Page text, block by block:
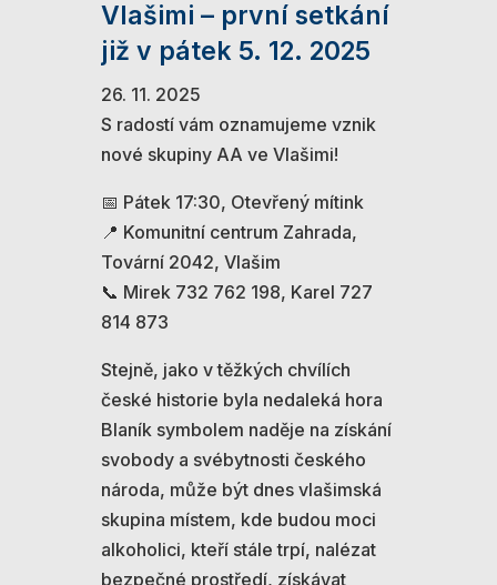
Vlašimi – první setkání
již v pátek 5. 12. 2025
26. 11. 2025
S radostí vám oznamujeme vznik
nové skupiny AA ve Vlašimi!
📅 Pátek 17:30, Otevřený mítink
📍 Komunitní centrum Zahrada,
Tovární 2042, Vlašim
📞 Mirek 732 762 198, Karel 727
814 873
Stejně, jako v těžkých chvílích
české historie byla nedaleká hora
Blaník symbolem naděje na získání
svobody a svébytnosti českého
národa, může být dnes vlašimská
skupina místem, kde budou moci
alkoholici, kteří stále trpí, nalézat
bezpečné prostředí, získávat